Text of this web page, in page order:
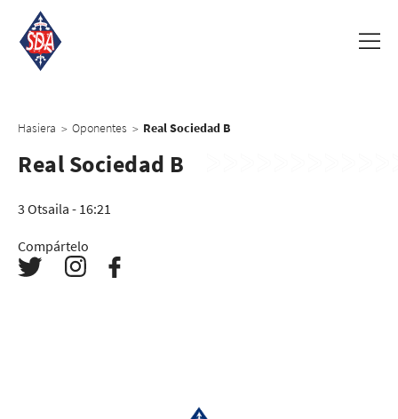
Hasiera > Oponentes > Real Sociedad B
Real Sociedad B
3 Otsaila - 16:21
Compártelo